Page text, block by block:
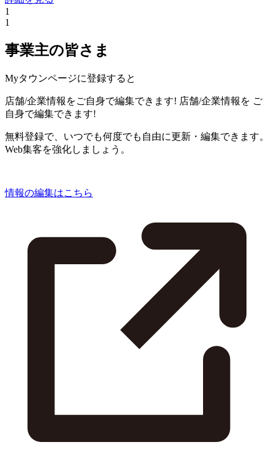
1
1
事業主の皆さま
Myタウンページに登録すると
店舗/企業情報をご自身で編集できます! 店舗/企業情報を ご
自身で編集できます!
無料登録で、いつでも何度でも自由に更新・編集できます。
Web集客を強化しましょう。
情報の編集はこちら